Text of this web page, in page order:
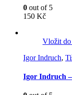
0 out of 5
150 Kč
Vložit do
Igor Indruch,
Igor Indruch –